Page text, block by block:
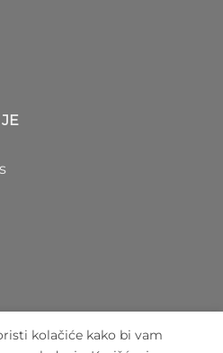
kolačiće kako bi vam